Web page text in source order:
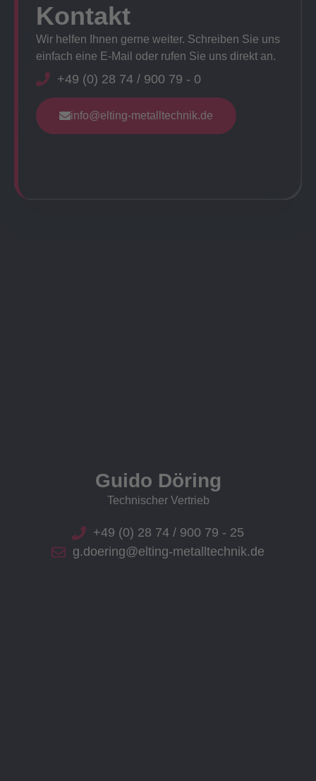
Kontakt
Wir helfen Ihnen gerne weiter. Schreiben Sie uns
einfach eine E-Mail oder rufen Sie uns direkt an.
+49 (0) 28 74 / 900 79 - 0
info@elting-metalltechnik.de
Guido Döring
Technischer Vertrieb
+49 (0) 28 74 / 900 79 - 25
g.doering@elting-metalltechnik.de